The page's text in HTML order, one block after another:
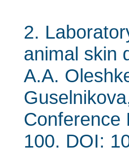
2.
animal skin
A.A.
Conference
100. DOI: